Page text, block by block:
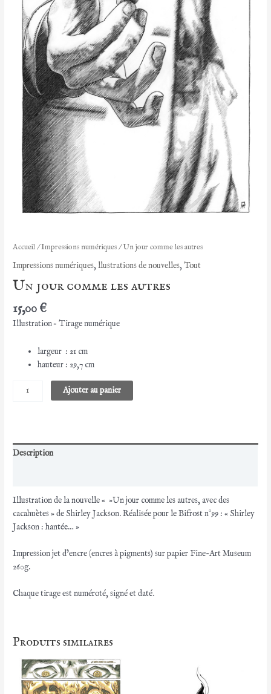
Accueil/Impressions numériques/ Un jour comme les autres
Impressions numériques,llustrations de nouvelles,Tout
Un jour comme les autres
15,00€
Illustration – Tirage numérique
largeur : 21 cm
hauteur : 29,7 cm
quantité
les
Ajouter au panier
Description
Illustration de la nouvelle « »Un jour comme les autres, avec des
cacahuètes » de Shirley Jackson. Réalisée pour le Bifrost n°99 : « Shirley
Jackson : hantée… »
Impression jet d’encre (encres à pigments) sur papier Fine-Art Museum
260g.
Chaque tirage est numéroté, signé et daté.
Produits similaires